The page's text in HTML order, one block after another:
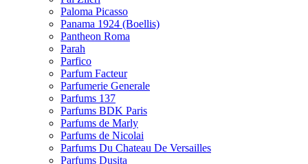
Paloma Picasso
Panama 1924 (Boellis)
Pantheon Roma
Parah
Parfico
Parfum Facteur
Parfumerie Generale
Parfums 137
Parfums BDK Paris
Parfums de Marly
Parfums de Nicolai
Parfums Du Chateau De Versailles
Parfums Dusita